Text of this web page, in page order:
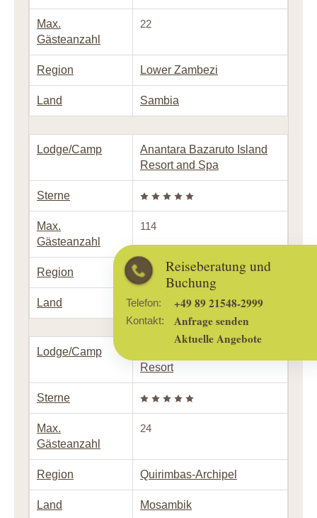
Reiseberatung und
Buchung
Telefon: +49 89 21548-2999
Kontakt:
Anfrage senden
Aktuelle Angebote
Max.
Gästeanzahl
22
Region Lower Zambezi
Land Sambia
Lodge/Camp
Anantara Bazaruto Island
Resort and Spa
Sterne
Max.
Gästeanzahl
114
Region Bazaruto-Archipel
Land Mosambik
Lodge/Camp
Resort
Sterne
Max.
Gästeanzahl
24
Region Quirimbas-Archipel
Land Mosambik